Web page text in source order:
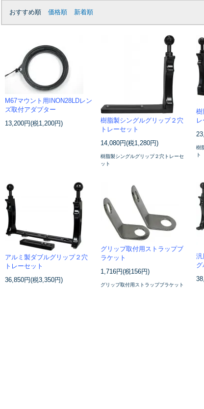
おすすめ順 価格順 新着順
M67マウント用INON28LDレン
ズ取付アダプター
13,200円(税1,200円)
樹脂製シングルグリップ２穴
トレーセット
14,080円(税1,280円)
樹脂製シングルグリップ２穴トレーセ
ット
樹
樹
ト
アルミ製ダブルグリップ２穴
トレーセット
36,850円(税3,350円)
グリップ取付用ストラップブ
ラケット
1,716円(税156円)
グリップ取付用ストラップブラケット
汎
グ